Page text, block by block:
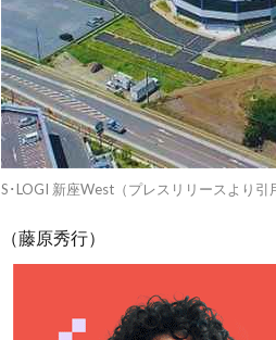
S･LOGI 新座West（プレスリリースより引
（藤原秀行）